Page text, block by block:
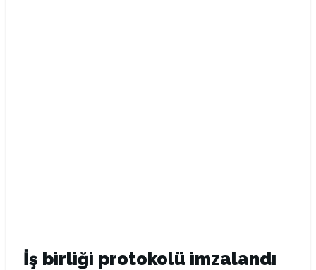
İş birliği protokolü imzalandı